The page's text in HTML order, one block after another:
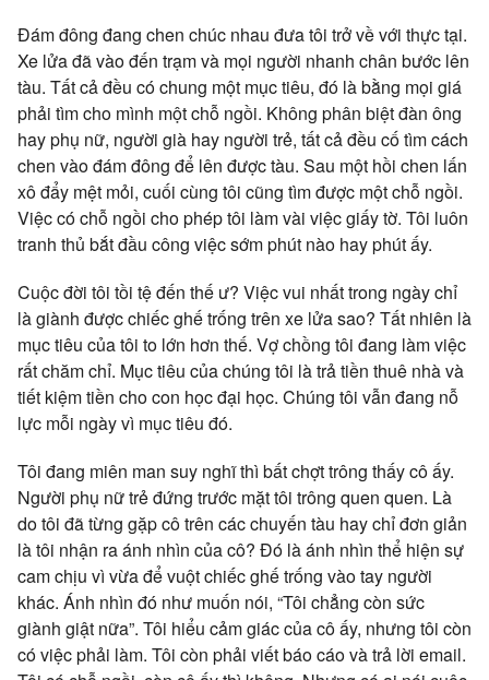
Đám đông đang chen chúc nhau đưa tôi trở về với thực tại.
Xe lửa đã vào đến trạm và mọi người nhanh chân bước lên
tàu. Tất cả đều có chung một mục tiêu, đó là bằng mọi giá
phải tìm cho mình một chỗ ngồi. Không phân biệt đàn ông
hay phụ nữ, người già hay người trẻ, tất cả đều cố tìm cách
chen vào đám đông để lên được tàu. Sau một hồi chen lấn
xô đẩy mệt mỏi, cuối cùng tôi cũng tìm được một chỗ ngồi.
Việc có chỗ ngồi cho phép tôi làm vài việc giấy tờ. Tôi luôn
tranh thủ bắt đầu công việc sớm phút nào hay phút ấy.
Cuộc đời tôi tồi tệ đến thế ư? Việc vui nhất trong ngày chỉ
là giành được chiếc ghế trống trên xe lửa sao? Tất nhiên là
mục tiêu của tôi to lớn hơn thế. Vợ chồng tôi đang làm việc
rất chăm chỉ. Mục tiêu của chúng tôi là trả tiền thuê nhà và
tiết kiệm tiền cho con học đại học. Chúng tôi vẫn đang nỗ
lực mỗi ngày vì mục tiêu đó.
Tôi đang miên man suy nghĩ thì bất chợt trông thấy cô ấy.
Người phụ nữ trẻ đứng trước mặt tôi trông quen quen. Là
do tôi đã từng gặp cô trên các chuyến tàu hay chỉ đơn giản
là tôi nhận ra ánh nhìn của cô? Đó là ánh nhìn thể hiện sự
cam chịu vì vừa để vuột chiếc ghế trống vào tay người
khác. Ánh nhìn đó như muốn nói, “Tôi chẳng còn sức
giành giật nữa”. Tôi hiểu cảm giác của cô ấy, nhưng tôi còn
có việc phải làm. Tôi còn phải viết báo cáo và trả lời email.